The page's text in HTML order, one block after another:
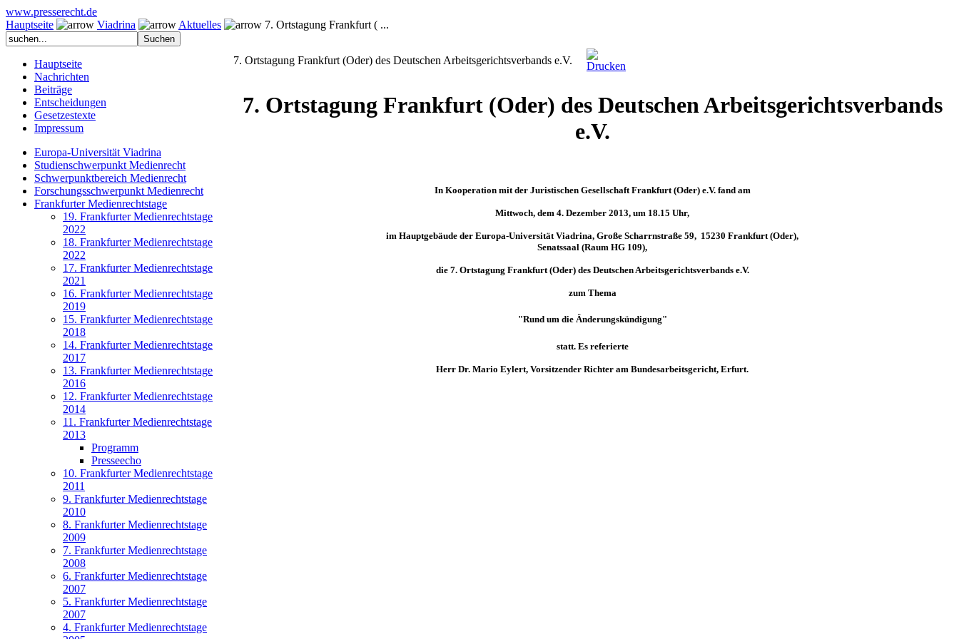
www.presserecht.de
Hauptseite
Viadrina Aktuelles 7. Ortstagung Frankfurt ( ...
Hauptseite
Nachrichten
Beiträge
Entscheidungen
Gesetzestexte
Impressum
Europa-Universität Viadrina
Studienschwerpunkt Medienrecht
Schwerpunktbereich Medienrecht
Forschungsschwerpunkt Medienrecht
Frankfurter Medienrechtstage
19. Frankfurter Medienrechtstage
2022
18. Frankfurter Medienrechtstage
2022
17. Frankfurter Medienrechtstage
2021
16. Frankfurter Medienrechtstage
2019
15. Frankfurter Medienrechtstage
2018
14. Frankfurter Medienrechtstage
2017
13. Frankfurter Medienrechtstage
2016
12. Frankfurter Medienrechtstage
2014
11. Frankfurter Medienrechtstage
2013
Programm
Presseecho
10. Frankfurter Medienrechtstage
2011
9. Frankfurter Medienrechtstage
2010
8. Frankfurter Medienrechtstage
2009
7. Frankfurter Medienrechtstage
2008
6. Frankfurter Medienrechtstage
2007
5. Frankfurter Medienrechtstage
2007
4. Frankfurter Medienrechtstage
7. Ortstagung Frankfurt (Oder) des Deutschen Arbeitsgerichtsverbands e.V.
7. Ortstagung Frankfurt (Oder) des Deutschen Arbeitsgerichtsverbands
e.V.
In Kooperation mit der Juristischen Gesellschaft Frankfurt (Oder) e.V. fand am
Mittwoch, dem 4. Dezember 2013, um 18.15 Uhr,
im Hauptgebäude der Europa-Universität Viadrina, Große Scharrnstraße 59, 15230 Frankfurt (Oder),
Senatssaal (Raum HG 109),
die 7. Ortstagung Frankfurt (Oder) des Deutschen Arbeitsgerichtsverbands e.V.
zum Thema
"Rund um die Änderungskündigung"
statt. Es referierte
Herr Dr. Mario Eylert, Vorsitzender Richter am Bundesarbeitsgericht, Erfurt.